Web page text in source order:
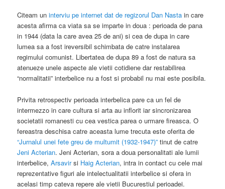
Citeam un interviu pe internet dat de regizorul Dan Nasta in care
acesta afirma ca viata sa se imparte in doua : perioada de pana
in 1944 (data la care avea 25 de ani) si cea de dupa in care
lumea sa a fost ireversibil schimbata de catre instalarea
regimului comunist. Libertatea de dupa 89 a fost de natura sa
atenueze unele aspecte ale vietii cotidiene dar restabilirea
“normalitatii” interbelice nu a fost si probabil nu mai este posibila.
Privita retrospectiv perioada interbelica pare ca un fel de
intermezzo in care cultura si arta au inflorit iar sincronizarea
societatii romanesti cu cea vestica parea o urmare fireasca. O
fereastra deschisa catre aceasta lume trecuta este oferita de
“Jurnalul unei fete greu de multumit (1932-1947)” tinut de catre
Jeni Acterian. Jeni Acterian, sora a doua personalitati ale lumii
interbelice,Arsavirsi Haig Acterian, intra in contact cu cele mai
reprezentative figuri ale intelectualitatii interbelice si ofera in
acelasi timp cateva repere ale vietii Bucurestiul perioadei.